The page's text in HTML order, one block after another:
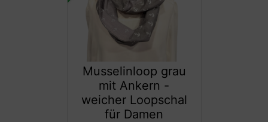
Musselinloop grau
mit Ankern -
weicher Loopschal
für Damen